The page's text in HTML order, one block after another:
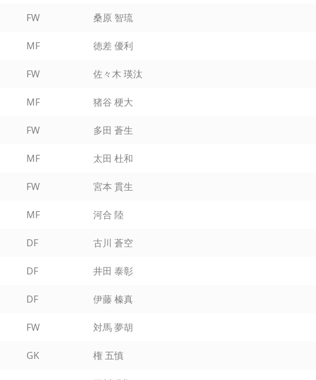
FW 桑原 智琉
MF 徳差 優利
FW 佐々木 瑛汰
MF 猪谷 梗大
FW 多田 蒼生
MF 太田 杜和
FW 宮本 貫生
MF 河合 陸
DF 古川 蒼空
DF 井田 泰彰
DF 伊藤 榛真
FW 対馬 夢胡
GK 権 五慎